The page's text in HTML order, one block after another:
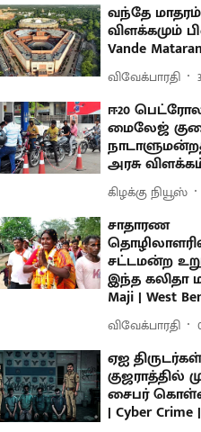
வந்தே மாதரம்
விளக்கமும்
Vande
விவேக்பாரதி
ஈ20
மைலேஜ்
அரசு
கிழக்கு நியூஸ்
சாதாரண
சட்டமன்ற
இந்த கலிதா
Maji | West
விவேக்பாரதி
ஏஐ
குஜராத்தில்
சைபர்
| Cyber Crime |